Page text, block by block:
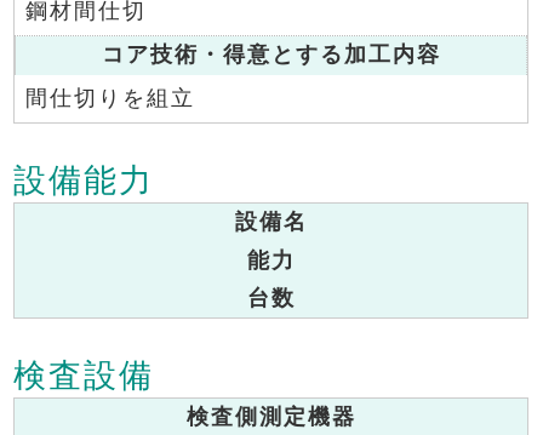
鋼材間仕切
コア技術・得意とする加工内容
間仕切りを組立
設備能力
設備名
能力
台数
検査設備
検査側測定機器